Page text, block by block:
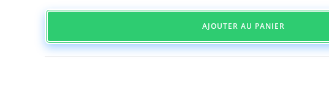
AJOUTER AU PANIER